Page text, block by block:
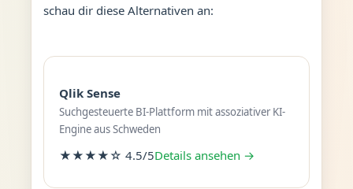
schau dir diese Alternativen an:
Qlik Sense
Suchgesteuerte BI-Plattform mit assoziativer KI-
Engine aus Schweden
★★★★☆ 4.5/5Details ansehen →